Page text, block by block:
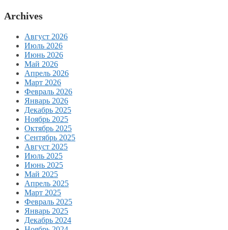
Archives
Август 2026
Июль 2026
Июнь 2026
Май 2026
Апрель 2026
Март 2026
Февраль 2026
Январь 2026
Декабрь 2025
Ноябрь 2025
Октябрь 2025
Сентябрь 2025
Август 2025
Июль 2025
Июнь 2025
Май 2025
Апрель 2025
Март 2025
Февраль 2025
Январь 2025
Декабрь 2024